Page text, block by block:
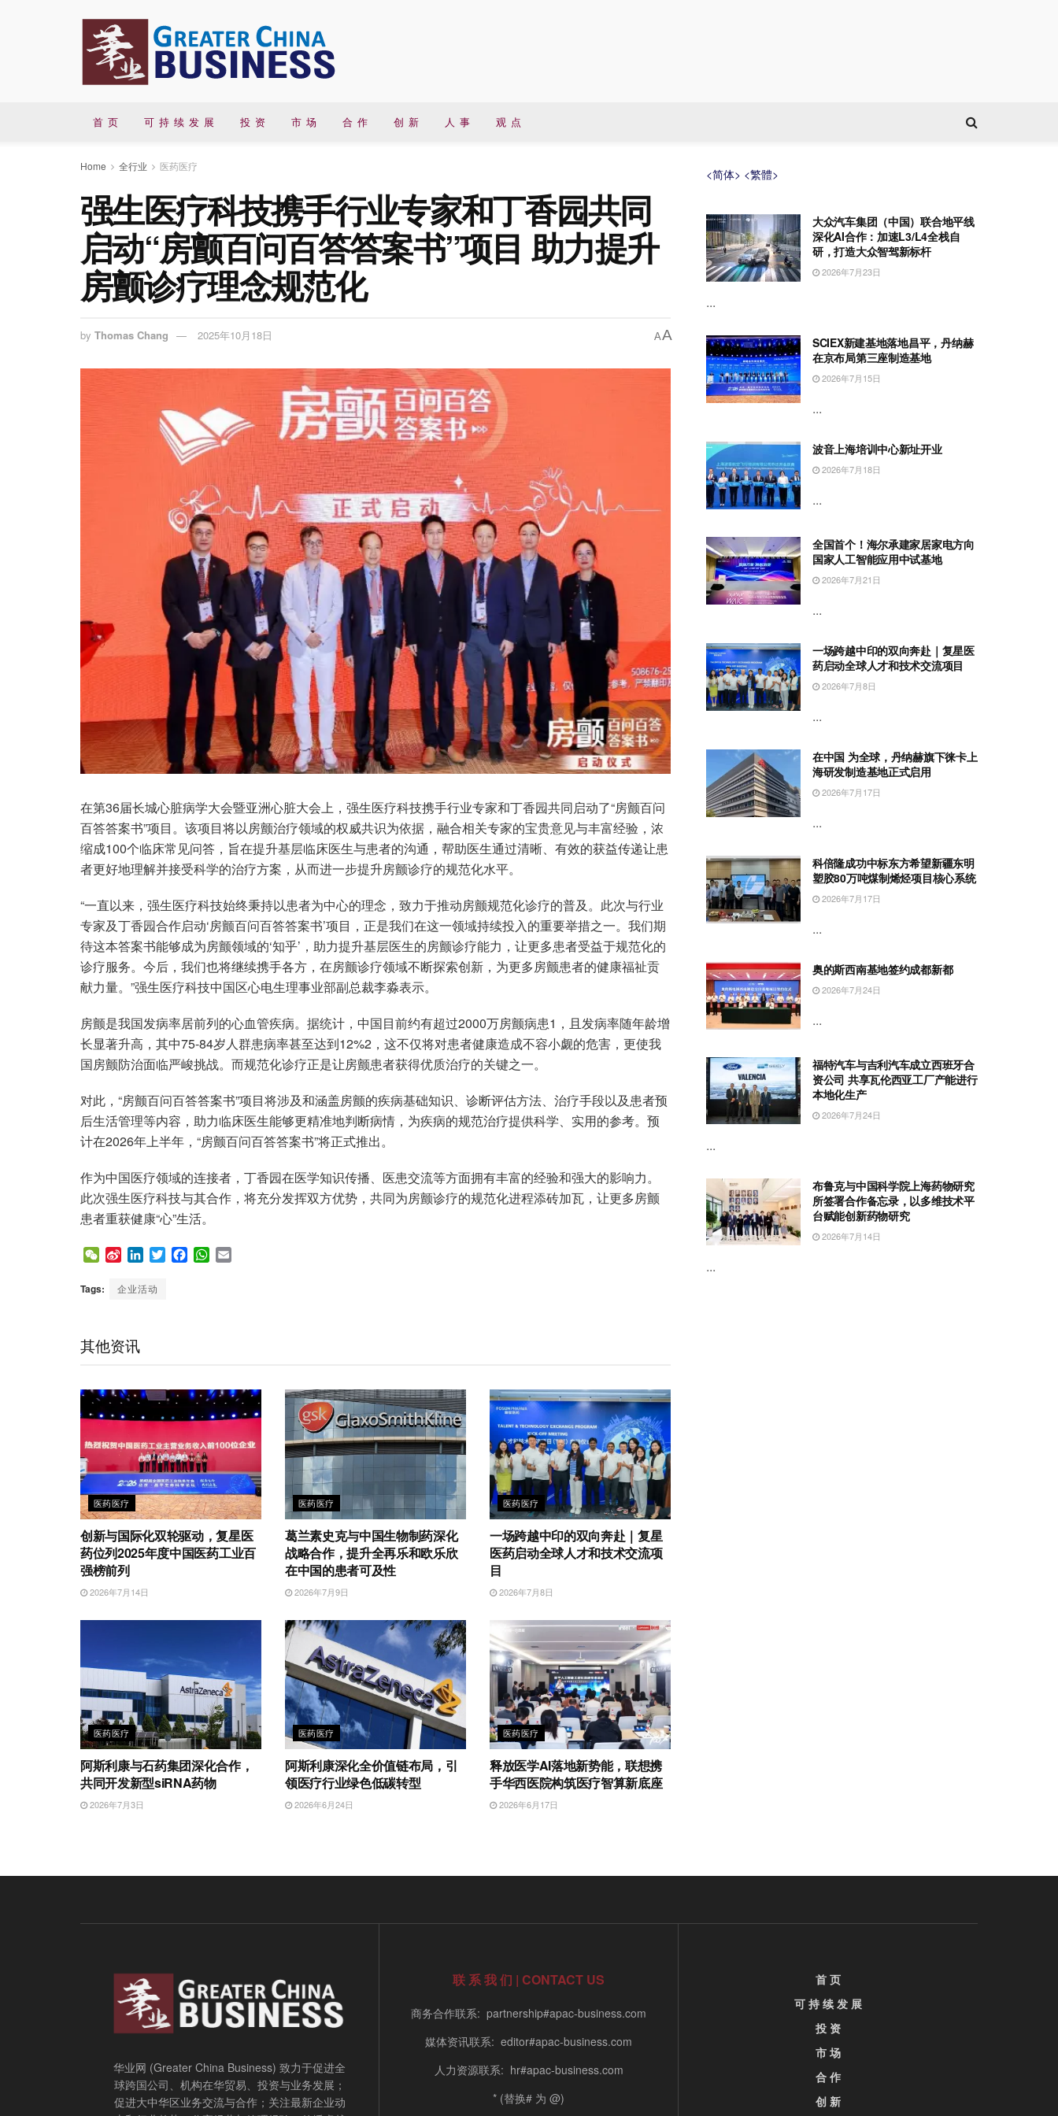
首 页 可 持 续 发 展 投 资 市 场 合 作 创 新 人 事 观 点
Home 全行业 医药医疗
强生医疗科技携手行业专家和丁香园共同
启动“房颤百问百答答案书”项目 助力提升
房颤诊疗理念规范化
by Thomas Chang 2025年10月18日 AA
在第36届长城心脏病学大会暨亚洲心脏大会上，强生医疗科技携手行业专家和丁香园共同启动了“房颤百问
百答答案书”项目。该项目将以房颤治疗领域的权威共识为依据，融合相关专家的宝贵意见与丰富经验，浓
缩成100个临床常见问答，旨在提升基层临床医生与患者的沟通，帮助医生通过清晰、有效的获益传递让患
者更好地理解并接受科学的治疗方案，从而进一步提升房颤诊疗的规范化水平。
“一直以来，强生医疗科技始终秉持以患者为中心的理念，致力于推动房颤规范化诊疗的普及。此次与行业
专家及丁香园合作启动‘房颤百问百答答案书’项目，正是我们在这一领域持续投入的重要举措之一。我们期
待这本答案书能够成为房颤领域的‘知乎’，助力提升基层医生的房颤诊疗能力，让更多患者受益于规范化的
诊疗服务。今后，我们也将继续携手各方，在房颤诊疗领域不断探索创新，为更多房颤患者的健康福祉贡
献力量。”强生医疗科技中国区心电生理事业部副总裁李淼表示。
房颤是我国发病率居前列的心血管疾病。据统计，中国目前约有超过2000万房颤病患1，且发病率随年龄增
长显著升高，其中75-84岁人群患病率甚至达到12%2，这不仅将对患者健康造成不容小觑的危害，更使我
国房颤防治面临严峻挑战。而规范化诊疗正是让房颤患者获得优质治疗的关键之一。
对此，“房颤百问百答答案书”项目将涉及和涵盖房颤的疾病基础知识、诊断评估方法、治疗手段以及患者预
后生活管理等内容，助力临床医生能够更精准地判断病情，为疾病的规范治疗提供科学、实用的参考。预
计在2026年上半年，“房颤百问百答答案书”将正式推出。
作为中国医疗领域的连接者，丁香园在医学知识传播、医患交流等方面拥有丰富的经验和强大的影响力。
此次强生医疗科技与其合作，将充分发挥双方优势，共同为房颤诊疗的规范化进程添砖加瓦，让更多房颤
患者重获健康“心”生活。
W
C
S
n
i
L
n
T
F
W
Tags: 企业活动
其他资讯
医药医疗
创新与国际化双轮驱动，复星医
药位列2025年度中国医药工业百
强榜前列
2026年7月14日
医药医疗
葛兰素史克与中国生物制药深化
战略合作，提升全再乐和欧乐欣
在中国的患者可及性
2026年7月9日
医药医疗
一场跨越中印的双向奔赴｜复星
医药启动全球人才和技术交流项
目
2026年7月8日
医药医疗
阿斯利康与石药集团深化合作，
共同开发新型siRNA药物
2026年7月3日
医药医疗
阿斯利康深化全价值链布局，引
领医疗行业绿色低碳转型
2026年6月24日
医药医疗
释放医学AI落地新势能，联想携
手华西医院构筑医疗智算新底座
2026年6月17日
<简体> <繁體>
大众汽车集团（中国）联合地平线
深化AI合作：加速L3/L4全栈自
研，打造大众智驾新标杆
2026年7月23日
...
SCIEX新建基地落地昌平，丹纳赫
在京布局第三座制造基地
2026年7月15日
...
波音上海培训中心新址开业
2026年7月18日
...
全国首个！海尔承建家居家电方向
国家人工智能应用中试基地
2026年7月21日
...
一场跨越中印的双向奔赴｜复星医
药启动全球人才和技术交流项目
2026年7月8日
...
在中国 为全球，丹纳赫旗下徕卡上
海研发制造基地正式启用
2026年7月17日
...
科倍隆成功中标东方希望新疆东明
塑胶80万吨煤制烯烃项目核心系统
2026年7月17日
...
奥的斯西南基地签约成都新都
2026年7月24日
...
福特汽车与吉利汽车成立西班牙合
资公司 共享瓦伦西亚工厂产能进行
本地化生产
2026年7月24日
...
布鲁克与中国科学院上海药物研究
所签署合作备忘录，以多维技术平
台赋能创新药物研究
2026年7月14日
...
华业网 (Greater China Business) 致力于促进全
球跨国公司、机构在华贸易、投资与业务发展；
促进大中华区业务交流与合作；关注最新企业动
联 系 我 们 | CONTACT US
商务合作联系: partnership#apac-business.com
媒体资讯联系: editor#apac-business.com
人力资源联系: hr#apac-business.com
* (替换# 为 @)
首 页
可 持 续 发 展
投 资
市 场
合 作
创 新